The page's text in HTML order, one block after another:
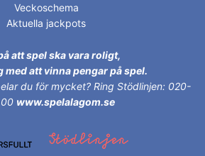
Veckoschema
Aktuella jackpots
att spel ska vara roligt,
med att vinna pengar på spel.
du för mycket? Ring Stödlinjen: 020-
www.spelalagom.se